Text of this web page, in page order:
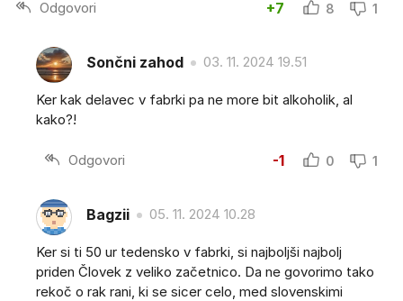
Odgovori +7 8 1
Sončni zahod 03. 11. 2024 19.51
Ker kak delavec v fabrki pa ne more bit alkoholik, al
kako?!
Odgovori -1 0 1
Bagzii 05. 11. 2024 10.28
Ker si ti 50 ur tedensko v fabrki, si najboljši najbolj
priden Človek z veliko začetnico. Da ne govorimo tako
rekoč o rak rani, ki se sicer celo, med slovenskimi